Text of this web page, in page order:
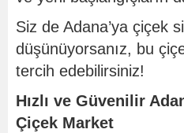
Siz de Adana’ya çiçek
düşünüyorsanız, bu
tercih edebilirsiniz!
Hızlı ve Güvenilir
Çiçek Market